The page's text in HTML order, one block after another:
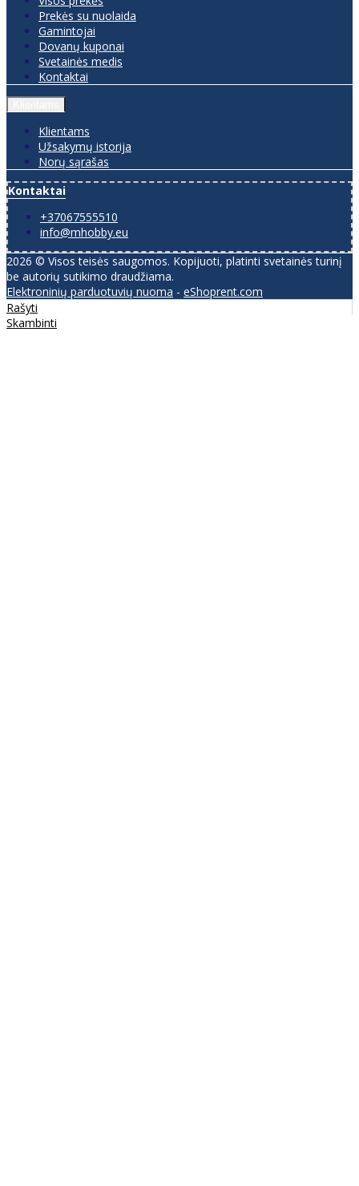
Prekės su nuolaida
Gamintojai
Dovanų kuponai
Svetainės medis
Kontaktai
Klientams
Užsakymų istorija
Norų sąrašas
Kontaktai
+37067555510
info@mhobby.eu
2026 © Visos teisės saugomos. Kopijuoti, platinti svetainės turinį
be autorių sutikimo draudžiama.
Elektroninių parduotuvių nuoma - eShoprent.com
Rašyti
Skambinti